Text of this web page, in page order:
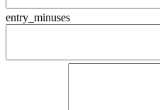
entry_minuses